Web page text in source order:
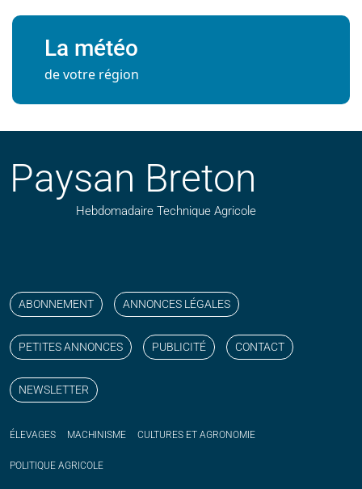
La météo
de votre région
Paysan Breton
Hebdomadaire Technique Agricole
ABONNEMENT ANNONCES LÉGALES
PETITES ANNONCES PUBLICITÉ CONTACT
NEWSLETTER
ÉLEVAGES MACHINISME CULTURES ET AGRONOMIE
POLITIQUE AGRICOLE